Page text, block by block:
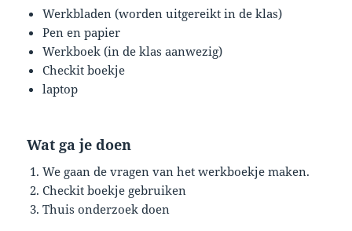
Werkbladen (worden uitgereikt in de klas)
Pen en papier
Werkboek (in de klas aanwezig)
Checkit boekje
laptop
Wat ga je doen
We gaan de vragen van het werkboekje maken.
Checkit boekje gebruiken
Thuis onderzoek doen